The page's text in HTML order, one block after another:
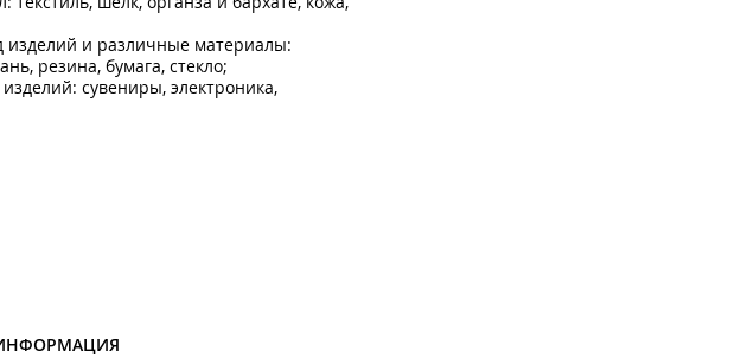
изделий и различные материалы:
резина, бумага, стекло;
сувениры, электроника,